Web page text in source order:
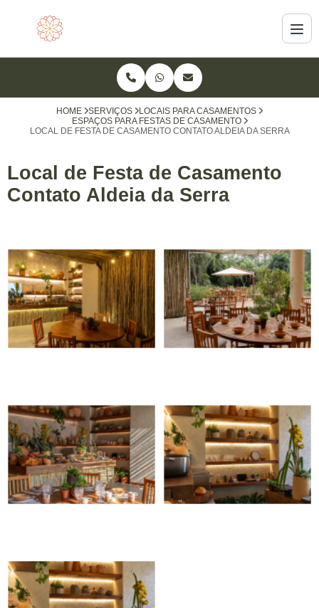
HOME SERVIÇOS
LOCAIS PARA CASAMENTOS
ESPAÇOS PARA FESTAS DE CASAMENTO
LOCAL DE FESTA DE CASAMENTO CONTATO ALDEIA DA SERRA
Local de Festa de Casamento
Contato Aldeia da Serra